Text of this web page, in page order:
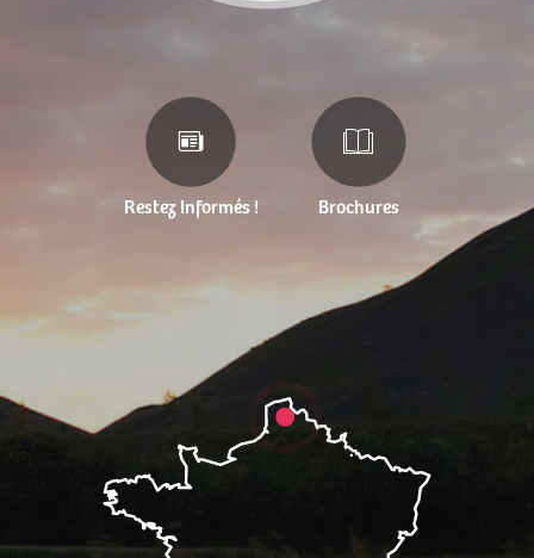
Restez Informés ! Brochures